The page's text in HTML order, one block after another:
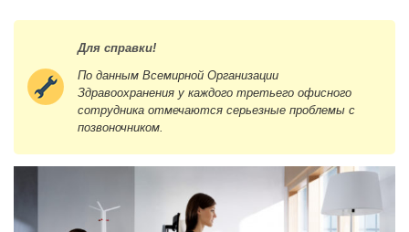
Для справки!
По данным Всемирной Организации
Здравоохранения у каждого третьего офисного
сотрудника отмечаются серьезные проблемы с
позвоночником.